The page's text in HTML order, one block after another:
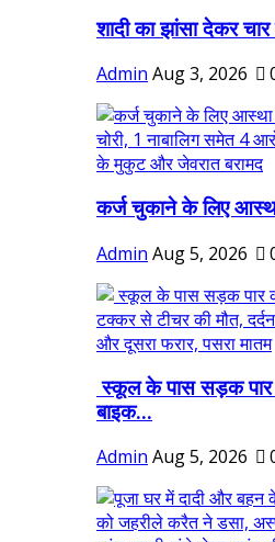
शादी का झांसा देकर
Admin Aug 3, 2026
कर्ज चुकाने के लिए
Admin Aug 5, 2026
स्कूल के पास सड़क
बाइक...
Admin Aug 5, 2026